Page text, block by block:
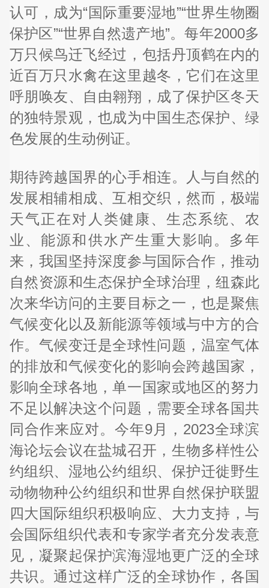
认可，成为“国际重要湿地”“世界生物圈
保护区”“世界自然遗产地”。每年2000多
万只候鸟迁飞经过，包括丹顶鹤在内的
近百万只水禽在这里越冬，它们在这里
呼朋唤友、自由翱翔，成了保护区冬天
的独特景观，也成为中国生态保护、绿
色发展的生动例证。
期待跨越国界的心手相连。人与自然的
发展相辅相成、互相交织，然而，极端
天气正在对人类健康、生态系统、农
业、能源和供水产生重大影响。多年
来，我国坚持深度参与国际合作，推动
自然资源和生态保护全球治理，纽森此
次来华访问的主要目标之一，也是聚焦
气候变化以及新能源等领域与中方的合
作。气候变迁是全球性问题，温室气体
的排放和气候变化的影响会跨越国家，
影响全球各地，单一国家或地区的努力
不足以解决这个问题，需要全球各国共
同合作来应对。今年9月，2023全球滨
海论坛会议在盐城召开，生物多样性公
约组织、湿地公约组织、保护迁徙野生
动物物种公约组织和世界自然保护联盟
四大国际组织积极响应、大力支持，与
会国际组织代表和专家学者充分发表意
见，凝聚起保护滨海湿地更广泛的全球
共识。通过这样广泛的全球协作，各国